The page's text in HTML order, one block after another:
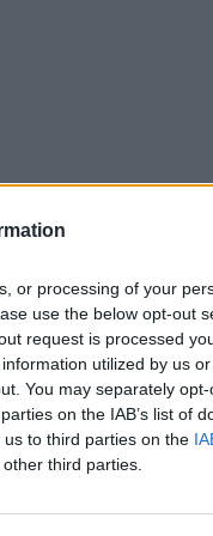
or processing of your
use the below opt-out
request is processed
utilized by us
You may separately
on the IAB’s list of
to third parties on the
third parties.